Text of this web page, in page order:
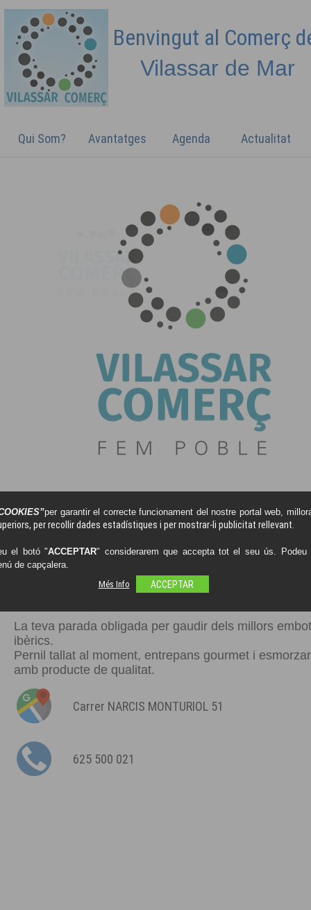
Benvingut al Comerç
Vilassar de Mar
Qui Som? Avantatges Agenda Actualitat
NOU CAFÈ
La teva parada obligada per gaudir dels millors
ibèrics.
Pernil tallat al moment, entrepans gourmet i
amb producte de qualitat.
Carrer NARCIS MONTURIOL 51
625 500 021
per garantir el correcte funcionament del nostre portal web,
per recollir dades estadístiques i per mostrar-li publicitat rellevant.
el botó "ACCEPTAR" considerarem que accepta tot el seu ús.
de capçalera.
Més Info
ACCEPTAR